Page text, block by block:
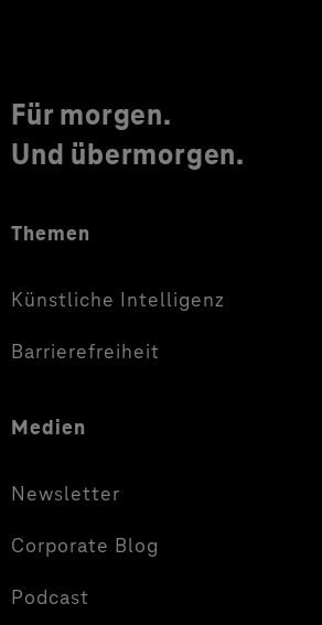
Für morgen.
Und übermorgen.
Themen
Künstliche Intelligenz
Barrierefreiheit
Medien
Newsletter
Corporate Blog
Podcast